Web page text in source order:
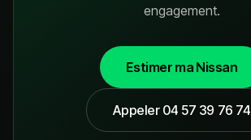
engagement.
Estimer ma Nissan
Appeler 04 57 39 76 74